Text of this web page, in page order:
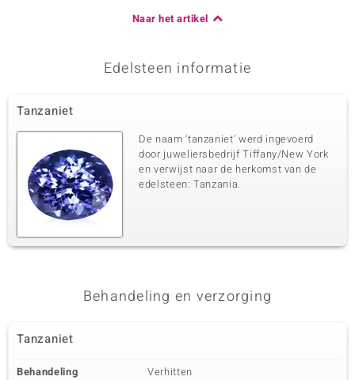
Naar het artikel
Edelsteen informatie
Tanzaniet
De naam 'tanzaniet' werd ingevoerd
door juweliersbedrijf Tiffany/New York
en verwijst naar de herkomst van de
edelsteen: Tanzania.
Behandeling en verzorging
Tanzaniet
Behandeling Verhitten